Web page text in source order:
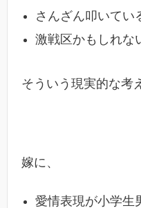
さんざん叩いてい
激戦区かもしれな
そういう現実的な考
嫁に、
愛情表現が小学生